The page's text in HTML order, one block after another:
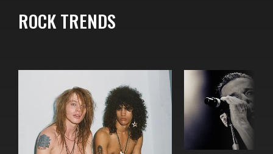
ROCK TRENDS